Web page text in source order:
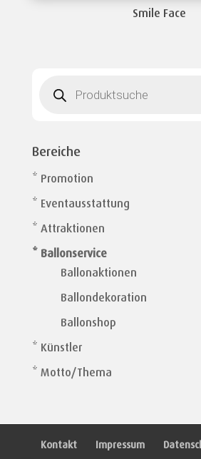
Smile Face
search
Bereiche
* Promotion
* Eventausstattung
* Attraktionen
* Ballonservice
Ballonaktionen
Ballondekoration
Ballonshop
* Künstler
* Motto/Thema
Kontakt Impressum